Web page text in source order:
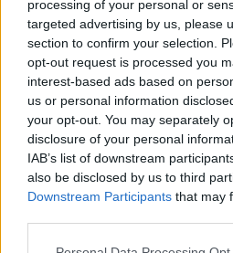
processing of your personal or
targeted advertising by us, please
section to confirm your selection.
opt-out request is processed you
interest-based ads based on
us or personal information
your opt-out. You may separately
disclosure of your personal
IAB’s list of downstream
also be disclosed by us to third
Downstream Participants that may
Please note that this website/app
Κόσμος|21.02.2022 11:11
Μοίρασε 100 κιλά